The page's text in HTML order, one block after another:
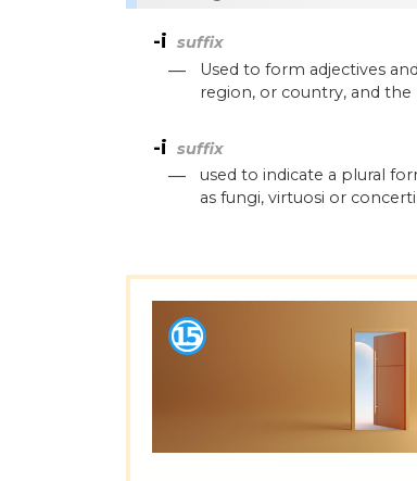
-i suffix
—
Used to form adjectives
region, or country, and
-i suffix
—
used to indicate a plural
as fungi, virtuosi or concerti